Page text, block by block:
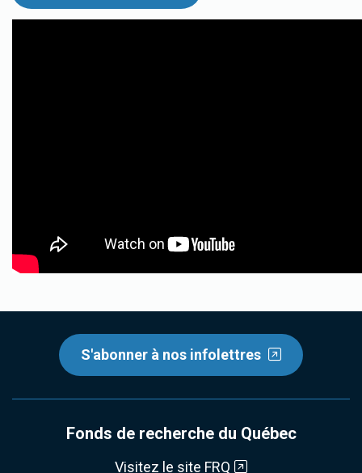
S'abonner à nos infolettres
Fonds de recherche du Québec
Visitez le site FRQ